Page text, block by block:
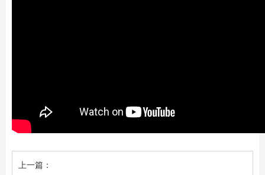
上一篇：